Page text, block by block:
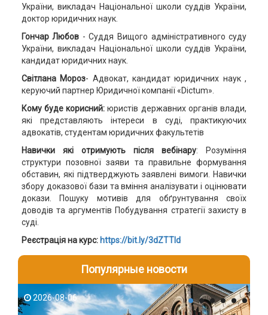
України, викладач Національної школи суддів України,
доктор юридичних наук.
Гончар Любов - Суддя Вищого адміністративного суду
України, викладач Національної школи суддів України,
кандидат юридичних наук.
Світлана Мороз- Адвокат, кандидат юридичних наук ,
керуючий партнер Юридичної компанії «Dictum».
Кому буде корисний: юристів державних органів влади,
які представляють інтереси в суді, практикуючих
адвокатів, студентам юридичних факультетів
Навички які отримують післявебінару: Розуміння
структури позовної заяви та правильне формування
обставин, які підтверджують заявлені вимоги. Навички
збору доказової бази та вміння аналізувати і оцінювати
докази. Пошуку мотивів для обґрунтування своїх
доводів та аргументів Побудування стратегії захисту в
суді.
Реєстрація на курс: https://bit.ly/3dZTTId
Популярные новости
2026-08-06